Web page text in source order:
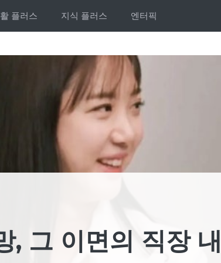
플러스 지식 플러스 엔터픽
, 그 이면의 직장